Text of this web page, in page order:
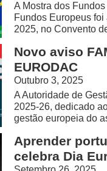
A Mostra dos
Fundos Europeus
2025, no Convento
Novo aviso
EURODAC
Outubro 3, 2025
A Autoridade de
2025-26, dedicado
gestão europeia do
Aprender
celebra Dia